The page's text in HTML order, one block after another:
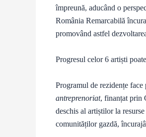
împreună, aducând o
România Remarcabilă
promovând astfel
Progresul celor 6 artiști
Programul de rezidențe
antreprenoriat, finanțat prin
deschis al artiștilor la
comunităților gazdă,